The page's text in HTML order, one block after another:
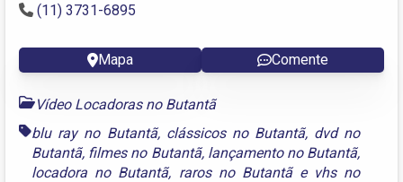
(11) 3731-6895
Mapa Comente
Vídeo Locadoras no Butantã
blu ray no Butantã, clássicos no Butantã, dvd no
Butantã, filmes no Butantã, lançamento no Butantã,
locadora no Butantã, raros no Butantãe vhs no